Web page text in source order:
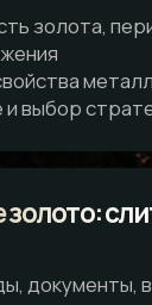
налога по
по разным